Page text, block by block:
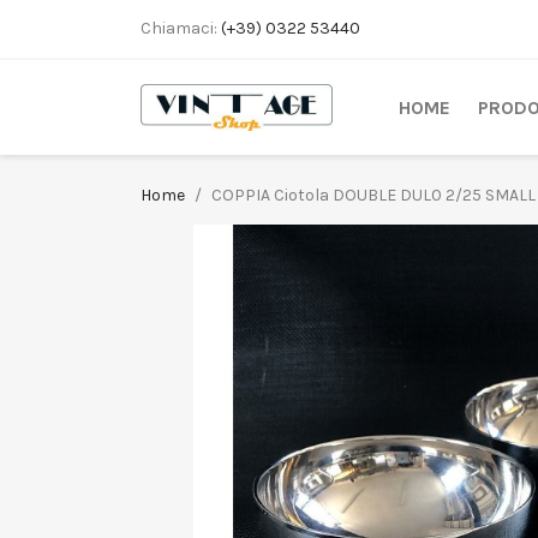
Chiamaci: (+39) 0322 53440
HOME
Home COPPIA Ciotola DOUBLE DUL0 2/25